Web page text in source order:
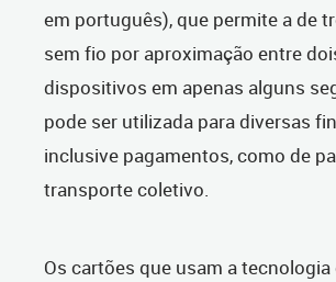
em português), que permite a de
sem fio por aproximação entre
dispositivos em apenas alguns
pode ser utilizada para diversas
inclusive pagamentos, como de
transporte coletivo.
Os cartões que usam a